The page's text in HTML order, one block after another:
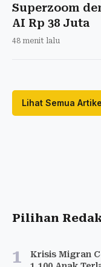
Superzoom
AI Rp 38 Juta
48 menit lalu
Lihat Semua
Pilihan
1
Krisis Migran